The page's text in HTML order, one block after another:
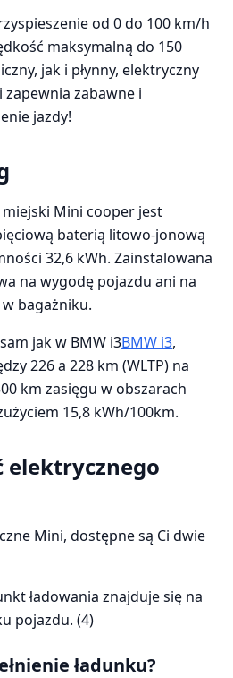
od 0 do 100 km/h
maksymalną do 150
jak i płynny, elektryczny
zabawne i
jazdy!
Mini cooper jest
baterią litowo-jonową
32,6 kWh. Zainstalowana
na wygodę pojazdu ani na
bagażniku.
jak w BMW i3BMW i3,
226 a 228 km (WLTP) na
km zasięgu w obszarach
15,8 kWh/100km.
elektrycznego
Mini, dostępne są Ci dwie
ładowania znajduje się na
pojazdu. (4)
ładunku?